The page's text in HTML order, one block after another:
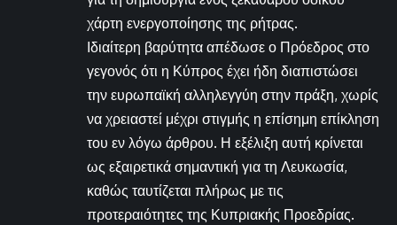
χάρτη ενεργοποίησης της ρήτρας.
Ιδιαίτερη βαρύτητα απέδωσε ο Πρόεδρος στο
γεγονός ότι η Κύπρος έχει ήδη διαπιστώσει
την ευρωπαϊκή αλληλεγγύη στην πράξη, χωρίς
να χρειαστεί μέχρι στιγμής η επίσημη επίκληση
του εν λόγω άρθρου. Η εξέλιξη αυτή κρίνεται
ως εξαιρετικά σημαντική για τη Λευκωσία,
καθώς ταυτίζεται πλήρως με τις
προτεραιότητες της Κυπριακής Προεδρίας.